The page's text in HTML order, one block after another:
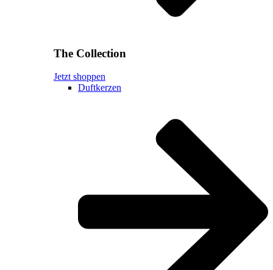
The Collection
Jetzt shoppen
Duftkerzen